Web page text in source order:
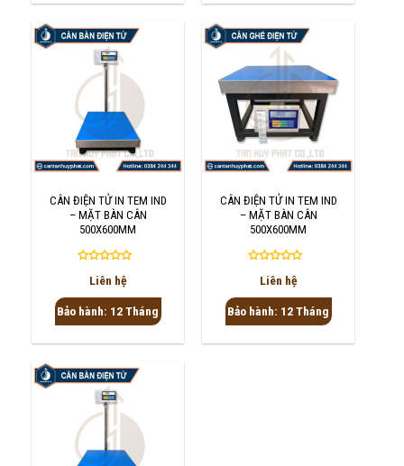
sao
sao
CÂN ĐIỆN TỬ IN TEM IND
– MẶT BÀN CÂN
500X600MM
Được
hạng
0
sao
Liên hệ
Bảo hành: 12 Tháng
CÂN ĐIỆN TỬ IN TEM IND
– MẶT BÀN CÂN
500X600MM
Được
hạng
0
sao
Liên hệ
Bảo hành: 12 Tháng